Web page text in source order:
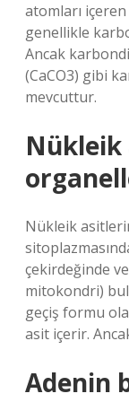
atomları
genellikle
Ancak
(CaCO3) gibi
mevcuttur.
Nükleik
Nükleik
çekirdeğinde
mitokondri)
geçiş formu
asit içerir.
Adenin